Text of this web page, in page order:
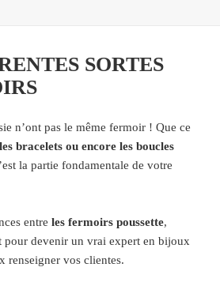
SORTES
n’ont pas le même fermoir ! Que ce
bracelets ou encore les boucles
la partie fondamentale de votre
entre les fermoirs poussette,
pour devenir un vrai expert en bijoux
renseigner vos clientes.